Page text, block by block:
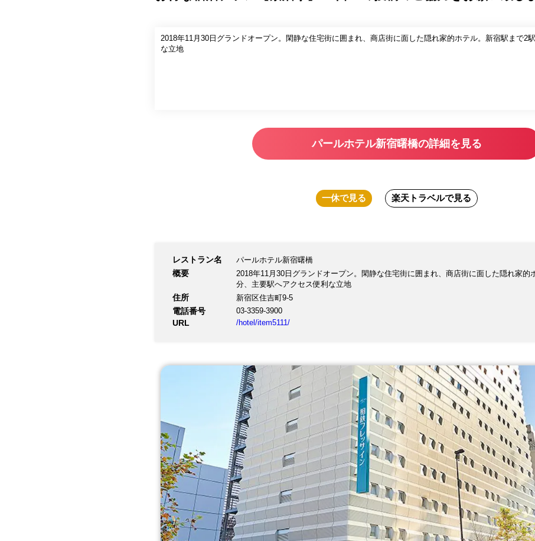
2018年11月30日グランドオープン。閑静な住宅街に囲まれ、商店街に面した隠れ家的ホテル。新宿駅まで2
な立地
パールホテル新宿曙橋の詳細を見る
一休で見る 楽天トラベルで見る
レストラン名 パールホテル新宿曙橋
概要
2018年11月30日グランドオープン。閑静な住宅街に囲まれ、商店街に面した隠れ家的
分、主要駅へアクセス便利な立地
住所 新宿区住吉町9-5
電話番号 03-3359-3900
URL /hotel/item5111/